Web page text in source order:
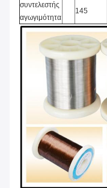
συντελεστής
αγωγιμότητα
145